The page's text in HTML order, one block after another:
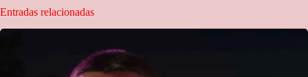
Entradas relacionadas